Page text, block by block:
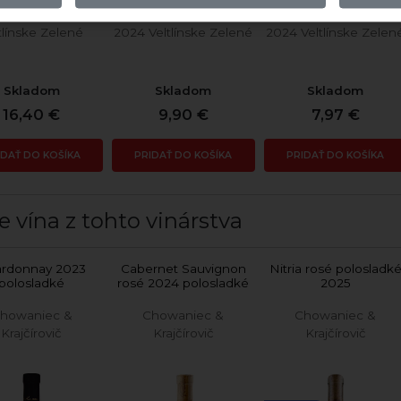
Zelené
Skladom
16,40 €
DO KOŠÍKA
2024 Veltlínske Zelené
Skladom
9,90 €
PRIDAŤ DO KOŠÍKA
2024 Veltlínske
Skladom
7,97 €
PRIDAŤ DO KOŠÍKA
vína z tohto vinárstva
2023
polosladké
&
Krajčírovič
Cabernet Sauvignon
rosé 2024 polosladké
Chowaniec &
Krajčírovič
Nitria rosé polosladké
2025
Chowaniec &
Krajčírovič